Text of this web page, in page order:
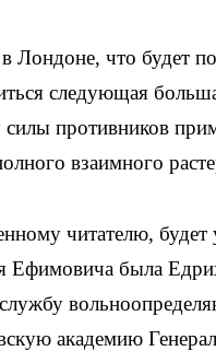
Лондоне, что будет
следующая
противников
взаимного
читателю, будет
Ефимовича была
академию